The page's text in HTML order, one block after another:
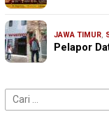
JAWA TIMUR,
Pelapor
Cari
untuk: